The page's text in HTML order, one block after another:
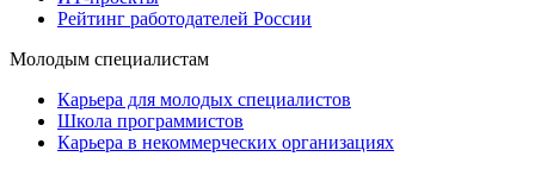
Рейтинг работодателей России
Молодым специалистам
Карьера для молодых специалистов
Школа программистов
Карьера в некоммерческих организациях